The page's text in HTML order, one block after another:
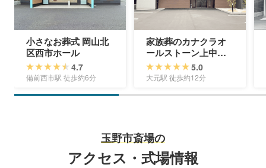
小さなお葬式 岡山北
区西市ホール
4.7
備前西市駅 徒歩約6分
家族葬のカナクラオ
ールストーン上中野
会館
5.0
大元駅 徒歩約12分
玉野市斎場の
アクセス・式場情報